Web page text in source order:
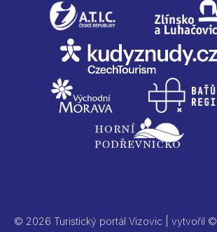
© 2026 Turistický portál Vizovic | vytvořil ©